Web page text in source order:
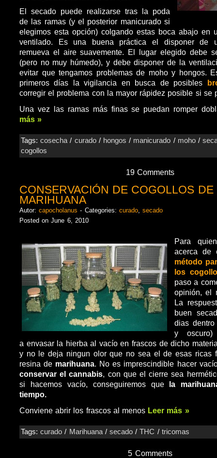
El secado puede realizarse tras la poda
de las ramas (y el posterior manicurado si
elegimos esta opción) colgando estas boca abajo en
ventilado. Es una buena práctica el disponer de
remueva el aire suavemente. El lugar elegido debe
(pero no muy húmedo), y debe disponer de la
evitar que tengamos problemas de moho y hongos.
primeros días la vigilancia en busca de posibles
corregir el problema con la mayor rápidez posible si se
Una vez las ramas más finas se puedan romper
más »
Tags:cosecha / curado/ hongos / manicurado / moho/
cogollos
19 Comments
CONSERVACIÓN DE COGOLLOS DE
MARIHUANA
Autor:capocholanus - Categories: curado,secado
Posted on June 6, 2010
Para
acerca
método
los
paso a
opinión, el
La
buen
dias
y oscuro)
a envasar la hierba al vacío en frascos de dicho
y no le deja ningun olor que no sea el de esas ricas
resina de marihuana. No es imprescindible hacer
conservar el cannabis, con que el cierre sea
si hacemos vacío, conseguiremos que la
tiempo.
Conviene abrir los frascos al menos Leer más »
Tags:curado / Marihuana/secado /THC / tricomas
5 Comments